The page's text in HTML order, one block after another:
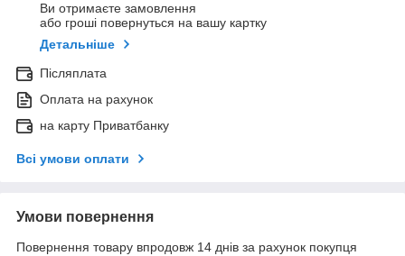
Ви отримаєте замовлення
або гроші повернуться на вашу картку
Детальніше
Післяплата
Оплата на рахунок
на карту Приватбанку
Всі умови оплати
Умови повернення
Повернення товару впродовж 14 днів за рахунок покупця